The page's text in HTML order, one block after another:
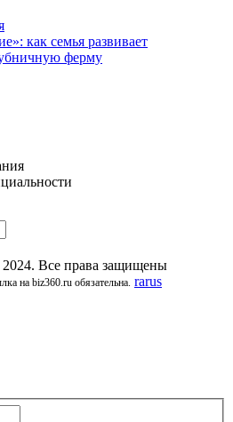
как семья развивает
ферму
Все права защищены
на biz360.ru обязательна. rarus